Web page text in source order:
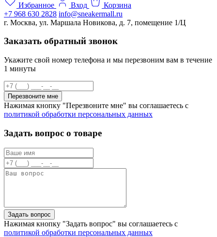
Избранное Вход
Корзина
+7 968 630 2828 info@sneakermall.ru
г. Москва, ул. Маршала Новикова, д. 7, помещение 1/Ц
Заказать обратный звонок
Укажите свой номер телефона и мы перезвоним вам в течение
1 минуты
Перезвоните мне
Нажимая кнопку "Перезвоните мне" вы соглашаетесь с
политикой обработки персональных данных
Задать вопрос о товаре
Задать вопрос
Нажимая кнопку "Задать вопрос" вы соглашаетесь с
политикой обработки персональных данных